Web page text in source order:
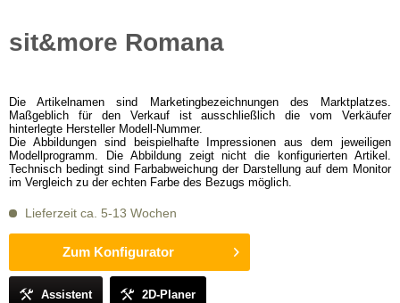
sit&more Romana
Die Artikelnamen sind Marketingbezeichnungen des Marktplatzes.
Maßgeblich für den Verkauf ist ausschließlich die vom Verkäufer
hinterlegte Hersteller Modell-Nummer.
Die Abbildungen sind beispielhafte Impressionen aus dem jeweiligen
Modellprogramm. Die Abbildung zeigt nicht die konfigurierten Artikel.
Technisch bedingt sind Farbabweichung der Darstellung auf dem Monitor
im Vergleich zu der echten Farbe des Bezugs möglich.
Lieferzeit ca. 5-13 Wochen
Zum Konfigurator
Assistent 2D-Planer